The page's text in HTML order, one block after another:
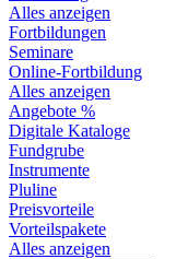
Alles anzeigen
Fortbildungen
Seminare
Online-Fortbildung
Alles anzeigen
Angebote %
Digitale Kataloge
Fundgrube
Instrumente
Pluline
Preisvorteile
Vorteilspakete
Alles anzeigen